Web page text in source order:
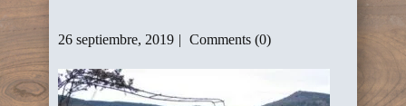
26 septiembre, 2019 Comments (0)